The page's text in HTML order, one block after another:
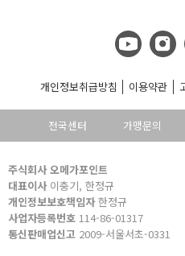
개인정보취급방침 이용약관
전국센터 가맹문의
주식회사 오메가포인트
대표이사이충기, 한정규
개인정보보호책임자한정규
사업자등록번호 114-86-01317
통신판매업신고 2009-서울서초-0331